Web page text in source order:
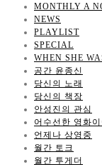
MONTHLY A
NEWS
PLAYLIST
SPECIAL
WHEN SHE
공간 윤종신
당신의 노래
당신의 책장
안성진의 관심
어수선한 영화이
언제나 상영중
월간 토크
월간 투게더